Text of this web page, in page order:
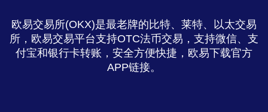
欧易交易所(OKX)是最老牌的比特、莱特、以太交易
所，欧易交易平台支持OTC法币交易，支持微信、支
付宝和银行卡转账，安全方便快捷，欧易下载官方
APP链接。